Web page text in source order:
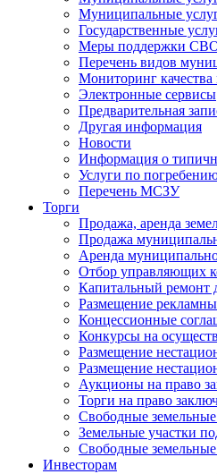
Муниципальные
Государственные
Меры поддержки
Перечень видов
Мониторинг
Электронные сервисы
Предварительная
Другая информация
Новости
Информация о
Услуги по
Перечень МСЗУ
Торги
Продажа, аренда
Продажа
Аренда
Отбор управляющих
Капитальный ремонт
Размещение
Концессионные
Конкурсы на
Размещение
Размещение
Аукционы на право
Торги на право
Свободные земельные
Земельные участки
Свободные земельные
Инвесторам